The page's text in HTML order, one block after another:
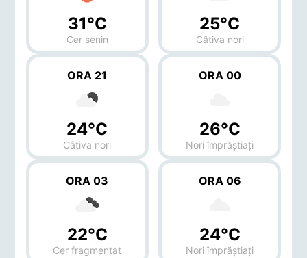
31°C
Cer senin
25°C
Câțiva nori
ORA 21
24°C
Câțiva nori
ORA 00
26°C
Nori împrăștiați
ORA 03
22°C
Cer fragmentat
ORA 06
24°C
Nori împrăștiați